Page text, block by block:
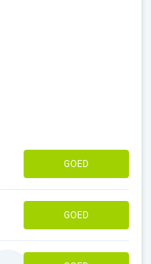
GOED
GOED